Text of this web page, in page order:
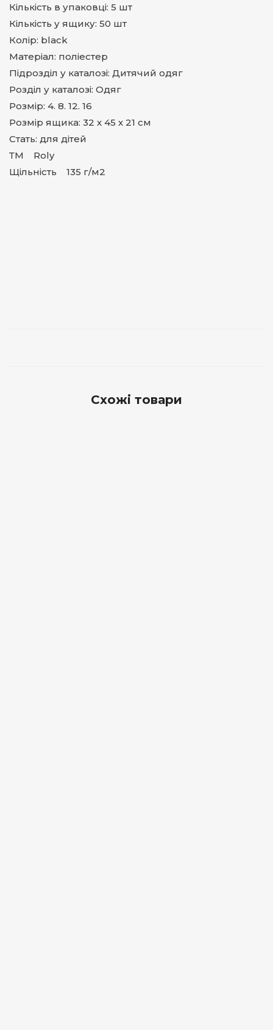
Кількість в упаковці: 5 шт
Кількість у ящику: 50 шт
Колір: black
Матеріал: поліестер
Підрозділ у каталозі: Дитячий одяг
Розділ у каталозі: Одяг
Розмір: 4. 8. 12. 16
Розмір ящика: 32 х 45 х 21 см
Стать: для дітей
ТМ Roly
Щільність 135 г/м2
Схожі товари